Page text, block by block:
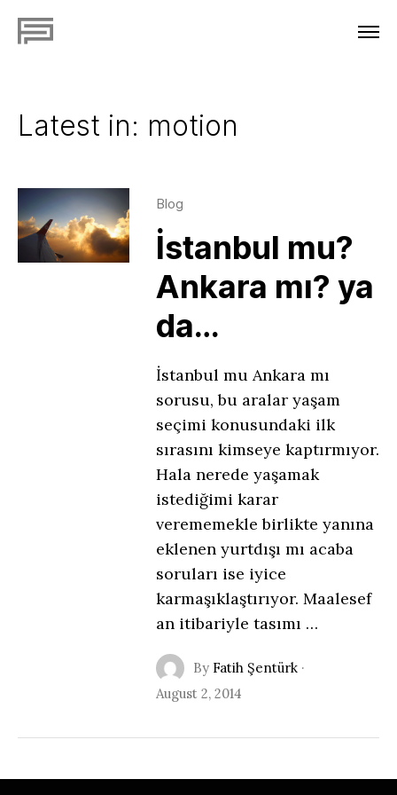
Latest in: motion
Blog
İstanbul mu?
Ankara mı? ya
da…
İstanbul mu Ankara mı
sorusu, bu aralar yaşam
seçimi konusundaki ilk
sırasını kimseye kaptırmıyor.
Hala nerede yaşamak
istediğimi karar
verememekle birlikte yanına
eklenen yurtdışı mı acaba
soruları ise iyice
karmaşıklaştırıyor. Maalesef
an itibariyle tasımı …
By Fatih Şentürk·
August 2, 2014